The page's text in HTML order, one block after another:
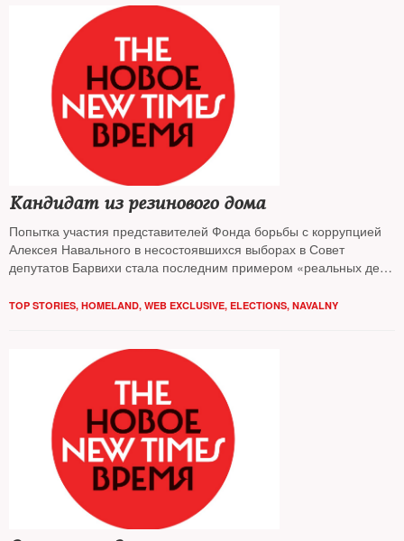
Кандидат из резинового дома
Попытка участия представителей Фонда борьбы с коррупцией
Алексея Навального в несостоявшихся выборах в Совет
депутатов Барвихи стала последним примером «реальных дел»
оппозиционерам в «самом богатом муниципалитете РФ» —
TOP STORIES, HOMELAND, WEB EXCLUSIVE, ELECTIONS, NAVALNY